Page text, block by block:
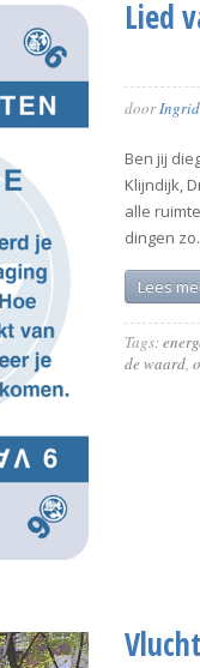
Lied
door
Ben jij
Klijndijk,
alle
dingen
Lees
Tags:
de waard